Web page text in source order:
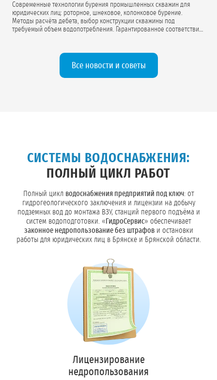
Современные технологии бурения промышленных скважин для
юридических лиц: роторное, шнековое, колонковое бурение.
Методы расчёта дебета, выбор конструкции скважины под
требуемый объем водопотребления. Гарантированное соответствие
Все новости и советы
СИСТЕМЫ ВОДОСНАБЖЕНИЯ:
ПОЛНЫЙ ЦИКЛ РАБОТ
Полный цикл водоснабжения предприятий под ключ: от
гидрогеологического заключения и лицензии на добычу
подземных вод до монтажа ВЗУ, станций первого подъёма и
систем водоподготовки. «ГидроСервис» обеспечивает
законное недропользование без штрафови остановки
работы для юридических лиц в Брянске и Брянской области.
Лицензирование
недропользования